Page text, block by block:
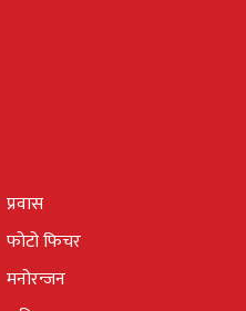
प्रवास
फोटो फिचर
मनोरन्जन